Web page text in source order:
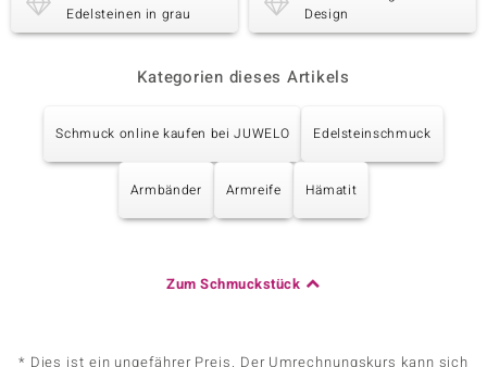
Edelsteinen in grau
Design
Kategorien dieses Artikels
Schmuck online kaufen bei JUWELO Edelsteinschmuck
Armbänder Armreife Hämatit
Zum Schmuckstück
* Dies ist ein ungefährer Preis. Der Umrechnungskurs kann sich